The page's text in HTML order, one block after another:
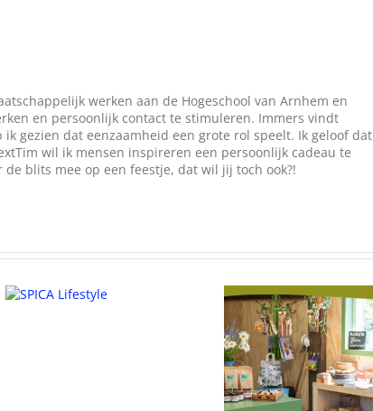
werken aan de Hogeschool van Arnhem en
en persoonlijk contact te stimuleren. Immers vindt
gezien dat eenzaamheid een grote rol speelt. Ik geloof dat
wil ik mensen inspireren een persoonlijk cadeau te
blits mee op een feestje, dat wil jij toch ook?!